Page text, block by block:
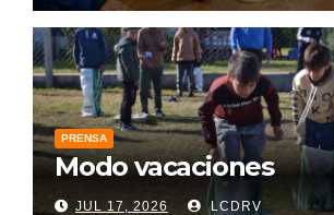
PRENSA
Modo vacaciones
JUL 17, 2026 LCDRV